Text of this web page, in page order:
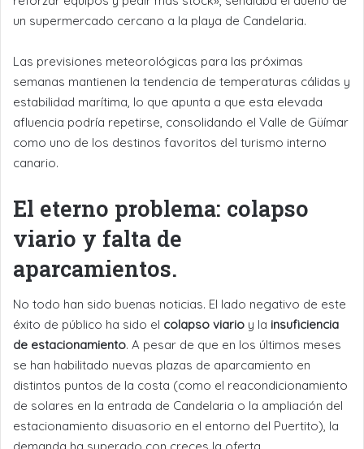
un supermercado cercano a la playa de Candelaria.
Las previsiones meteorológicas para las próximas
semanas mantienen la tendencia de temperaturas cálidas y
estabilidad marítima, lo que apunta a que esta elevada
afluencia podría repetirse, consolidando el Valle de Güímar
como uno de los destinos favoritos del turismo interno
canario.
El eterno problema: colapso
viario y falta de
aparcamientos.
No todo han sido buenas noticias. El lado negativo de este
éxito de público ha sido el colapso viario y la insuficiencia
de estacionamiento. A pesar de que en los últimos meses
se han habilitado nuevas plazas de aparcamiento en
distintos puntos de la costa (como el reacondicionamiento
de solares en la entrada de Candelaria o la ampliación del
estacionamiento disuasorio en el entorno del Puertito), la